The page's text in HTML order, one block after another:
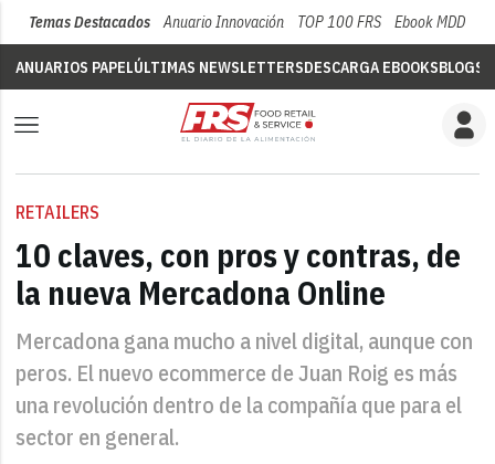
Temas Destacados Anuario Innovación TOP 100 FRS Ebook MDD
ANUARIOS PAPELÚLTIMAS NEWSLETTERSDESCARGA EBOOKSBLOGS
RETAILERS
10 claves, con pros y contras, de
la nueva Mercadona Online
Mercadona gana mucho a nivel digital, aunque con
peros. El nuevo ecommerce de Juan Roig es más
una revolución dentro de la compañía que para el
sector en general.